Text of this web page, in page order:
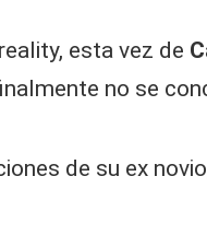
esta vez de
no se
de su ex